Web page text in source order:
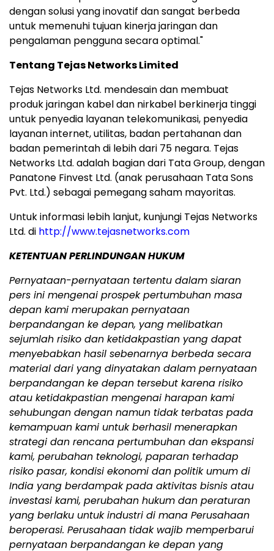
dengan solusi yang inovatif dan sangat berbeda
untuk memenuhi tujuan kinerja jaringan dan
pengalaman pengguna secara optimal."
Tentang Tejas Networks Limited
Tejas Networks Ltd. mendesain dan membuat
produk jaringan kabel dan nirkabel berkinerja tinggi
untuk penyedia layanan telekomunikasi, penyedia
layanan internet, utilitas, badan pertahanan dan
badan pemerintah di lebih dari 75 negara. Tejas
Networks Ltd. adalah bagian dari Tata Group, dengan
Panatone Finvest Ltd. (anak perusahaan Tata Sons
Pvt. Ltd.) sebagai pemegang saham mayoritas.
Untuk informasi lebih lanjut, kunjungi Tejas Networks
Ltd. di http://www.tejasnetworks.com
KETENTUAN PERLINDUNGAN HUKUM
Pernyataan-pernyataan tertentu dalam siaran
pers ini mengenai prospek pertumbuhan masa
depan kami merupakan pernyataan
berpandangan ke depan, yang melibatkan
sejumlah risiko dan ketidakpastian yang dapat
menyebabkan hasil sebenarnya berbeda secara
material dari yang dinyatakan dalam pernyataan
berpandangan ke depan tersebut karena risiko
atau ketidakpastian mengenai harapan kami
sehubungan dengan namun tidak terbatas pada
kemampuan kami untuk berhasil menerapkan
strategi dan rencana pertumbuhan dan ekspansi
kami, perubahan teknologi, paparan terhadap
risiko pasar, kondisi ekonomi dan politik umum di
India yang berdampak pada aktivitas bisnis atau
investasi kami, perubahan hukum dan peraturan
yang berlaku untuk industri di mana Perusahaan
beroperasi. Perusahaan tidak wajib memperbarui
pernyataan berpandangan ke depan yang